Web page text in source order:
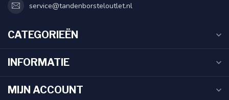
service@tandenborsteloutlet.nl
CATEGORIEËN
INFORMATIE
MIJN ACCOUNT